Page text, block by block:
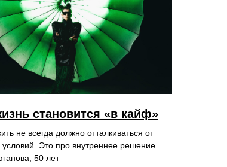
становится «в кайф»
не всегда должно отталкиваться от
Это про внутреннее решение.
50 лет